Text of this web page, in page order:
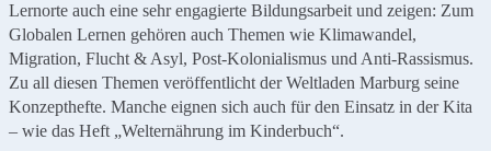
Lernorte auch eine sehr engagierte Bildungsarbeit und zeigen: Zum
Globalen Lernen gehören auch Themen wie Klimawandel,
Migration, Flucht & Asyl, Post-Kolonialismus und Anti-Rassismus.
Zu all diesen Themen veröffentlicht der Weltladen Marburg seine
Konzepthefte. Manche eignen sich auch für den Einsatz in der Kita
– wie das Heft „Welternährung im Kinderbuch“.